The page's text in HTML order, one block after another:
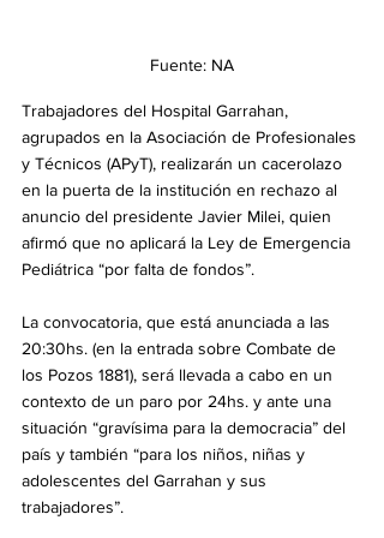
Fuente: NA
Trabajadores del Hospital Garrahan,
agrupados en la Asociación de Profesionales
y Técnicos (APyT), realizarán un cacerolazo
en la puerta de la institución en rechazo al
anuncio del presidente Javier Milei, quien
afirmó que no aplicará la Ley de Emergencia
Pediátrica “por falta de fondos”.
La convocatoria, que está anunciada a las
20:30hs. (en la entrada sobre Combate de
los Pozos 1881), será llevada a cabo en un
contexto de un paro por 24hs. y ante una
situación “gravísima para la democracia” del
país y también “para los niños, niñas y
adolescentes del Garrahan y sus
trabajadores”.